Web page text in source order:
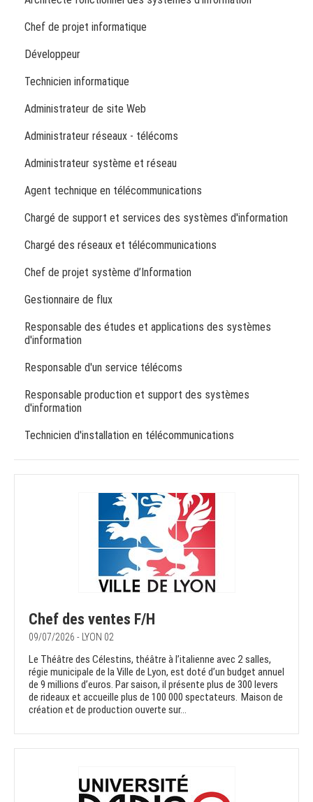
Chef de projet informatique
Développeur
Technicien informatique
Administrateur de site Web
Administrateur réseaux - télécoms
Administrateur système et réseau
Agent technique en télécommunications
Chargé de support et services des systèmes d'information
Chargé des réseaux et télécommunications
Chef de projet système d’Information
Gestionnaire de flux
Responsable des études et applications des systèmes
d'information
Responsable d'un service télécoms
Responsable production et support des systèmes
d'information
Technicien d'installation en télécommunications
Chef des ventes F/H
09/07/2026 - LYON 02
Le Théâtre des Célestins, théâtre à l’italienne avec 2 salles,
régie municipale de la Ville de Lyon, est doté d’un budget annuel
de 9 millions d’euros. Par saison, il présente plus de 300 levers
de rideaux et accueille plus de 100 000 spectateurs. Maison de
création et de production ouverte sur...